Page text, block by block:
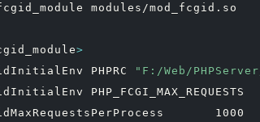
modules/mod_fcgid.so
>
PHPRC
"F:/Web/
PHP_FCGI_MAX_REQUESTS
1000